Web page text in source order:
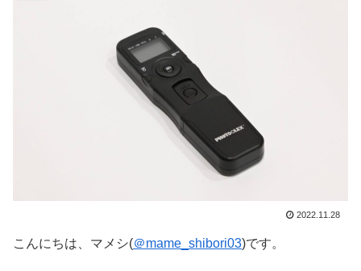
2022.11.28
こんにちは、マメシ(＠mame_shibori03)です。